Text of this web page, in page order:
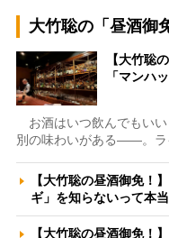
大竹聡の「昼酒御
【大竹聡
「マンハ
お酒はいつ飲んでもい
別の味わいがある――。
【大竹聡の昼酒御免！
ギ」を知らないって
【大竹聡の昼酒御免！